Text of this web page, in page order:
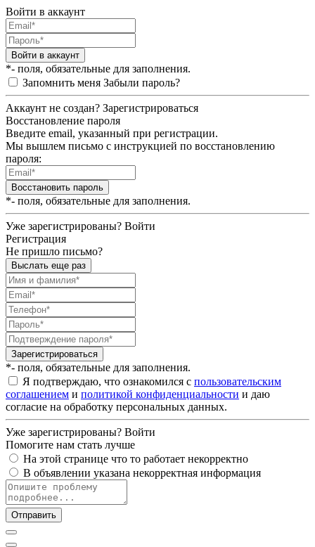
Войти в аккаунт
Войти в аккаунт
*- поля, обязательные для заполнения.
Запомнить меня Забыли пароль?
Аккаунт не создан? Зарегистрироваться
Восстановление пароля
Введите email, указанный при регистрации.
Мы вышлем письмо с инструкцией по восстановлению
пароля:
Восстановить пароль
*- поля, обязательные для заполнения.
Уже зарегистрированы? Войти
Регистрация
Не пришло письмо?
Выслать еще раз
Зарегистрироваться
*- поля, обязательные для заполнения.
Я подтверждаю, что ознакомился с пользовательским
соглашением и политикой конфиденциальности и даю
согласие на обработку персональных данных.
Уже зарегистрированы? Войти
Помогите нам стать лучше
На этой странице что то работает некорректно
В объявлении указана некорректная информация
Отправить